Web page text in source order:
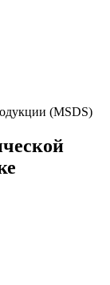
(MSDS)